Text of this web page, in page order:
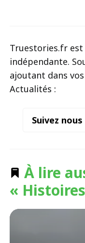
Truestories.fr
indépendante.
ajoutant dans
Actualités :
Suivez
À lire
«